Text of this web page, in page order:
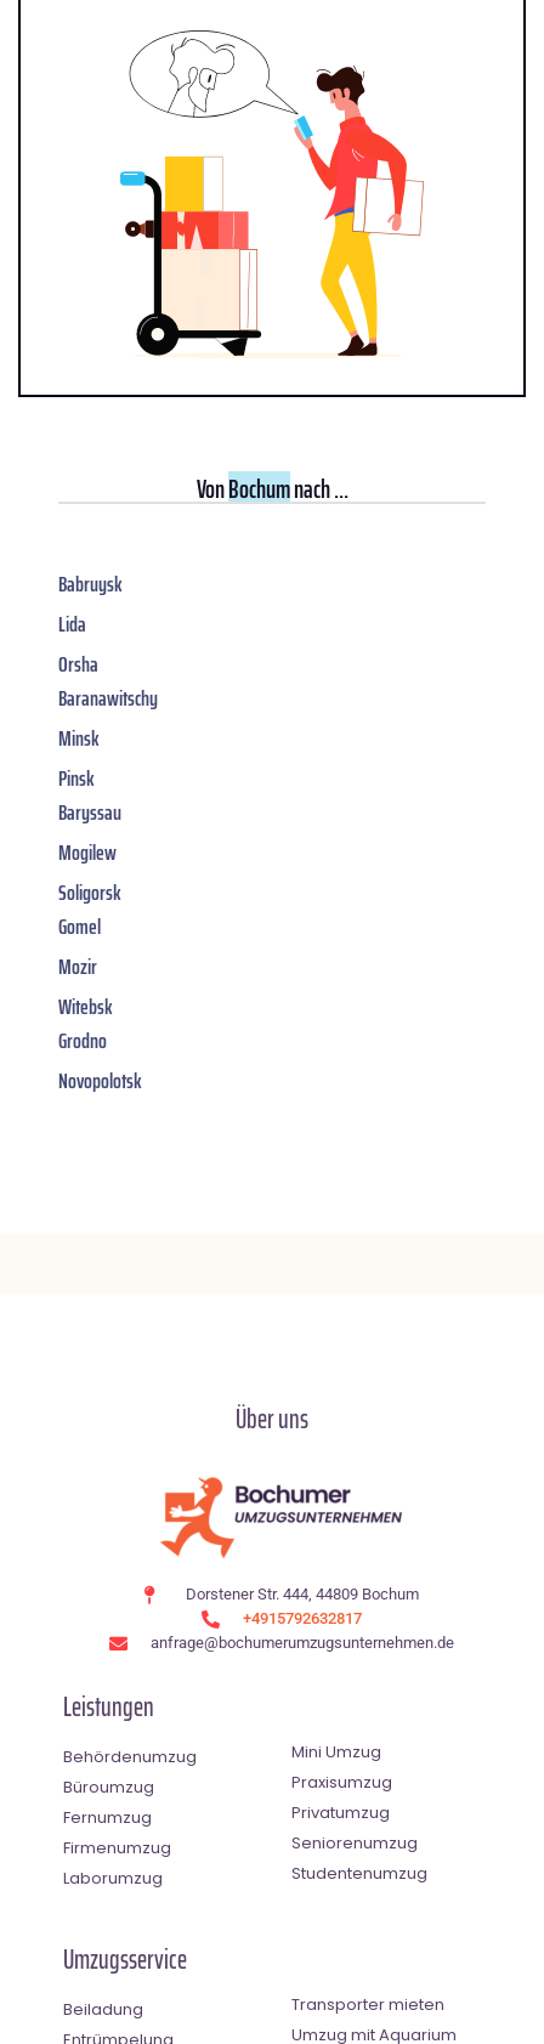
VonBochumnach ...
Babruysk
Lida
Orsha
Baranawitschy
Minsk
Pinsk
Baryssau
Mogilew
Soligorsk
Gomel
Mozir
Witebsk
Grodno
Novopolotsk
Über uns
Dorstener Str. 444, 44809 Bochum
+4915792632817
anfrage@bochumerumzugsunternehmen.de
Leistungen
Behördenumzug
Büroumzug
Fernumzug
Firmenumzug
Laborumzug
Mini Umzug
Praxisumzug
Privatumzug
Seniorenumzug
Studentenumzug
Umzugsservice
Beiladung
Transporter mieten
Umzug mit Aquarium